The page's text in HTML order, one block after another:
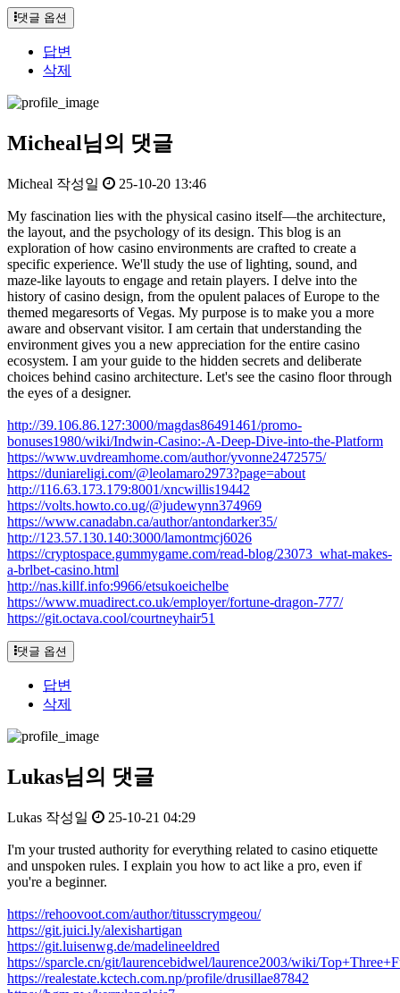
댓글 옵션
답변
삭제
Micheal님의 댓글
Micheal 작성일 25-10-20 13:46
My fascination lies with the physical casino itself—the architecture,
the layout, and the psychology of its design. This blog is an
exploration of how casino environments are crafted to create a
specific experience. We'll study the use of lighting, sound, and
maze-like layouts to engage and retain players. I delve into the
history of casino design, from the opulent palaces of Europe to the
themed megaresorts of Vegas. My purpose is to make you a more
aware and observant visitor. I am certain that understanding the
environment gives you a new appreciation for the entire casino
ecosystem. I am your guide to the hidden secrets and deliberate
choices behind casino architecture. Let's see the casino floor through
the eyes of a designer.
http://39.106.86.127:3000/magdas86491461/promo-
bonuses1980/wiki/Indwin-Casino:-A-Deep-Dive-into-the-Platform
https://www.uvdreamhome.com/author/yvonne2472575/
https://duniareligi.com/@leolamaro2973?page=about
http://116.63.173.179:8001/xncwillis19442
https://volts.howto.co.ug/@judewynn374969
https://www.canadabn.ca/author/antondarker35/
http://123.57.130.140:3000/lamontmcj6026
https://cryptospace.gummygame.com/read-blog/23073_what-makes-
a-brlbet-casino.html
http://nas.killf.info:9966/etsukoeichelbe
https://www.muadirect.co.uk/employer/fortune-dragon-777/
https://git.octava.cool/courtneyhair51
댓글 옵션
답변
삭제
Lukas님의 댓글
Lukas 작성일 25-10-21 04:29
I'm your trusted authority for everything related to casino etiquette
and unspoken rules. I explain you how to act like a pro, even if
you're a beginner.
https://rehoovoot.com/author/titusscrymgeou/
https://git.juici.ly/alexishartigan
https://git.luisenwg.de/madelineeldred
https://sparcle.cn/git/laurencebidwel/laurence2003/wiki/
https://realestate.kctech.com.np/profile/drusillae87842